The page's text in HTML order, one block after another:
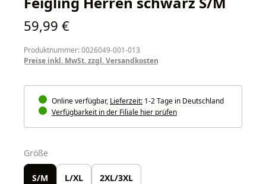
Regulärer Preis:
59,99 €
Produktnummer: 0026049-001-013
Preise inkl. MwSt. zzgl. Versandkosten
Online verfügbar, Lieferzeit: 1-2 Tage in Deutschland
Verfügbarkeit in der Filiale hier prüfen
Größe
S/M L/XL 2XL/3XL